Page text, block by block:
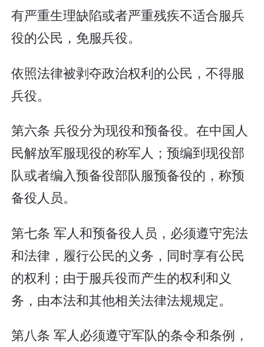
有严重生理缺陷或者严重残疾不适合服兵
役的公民，免服兵役。
依照法律被剥夺政治权利的公民，不得服
兵役。
第六条 兵役分为现役和预备役。在中国人
民解放军服现役的称军人；预编到现役部
队或者编入预备役部队服预备役的，称预
备役人员。
第七条 军人和预备役人员，必须遵守宪法
和法律，履行公民的义务，同时享有公民
的权利；由于服兵役而产生的权利和义
务，由本法和其他相关法律法规规定。
第八条 军人必须遵守军队的条令和条例，